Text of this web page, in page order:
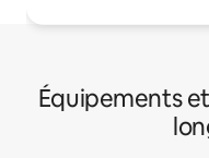
Équipements